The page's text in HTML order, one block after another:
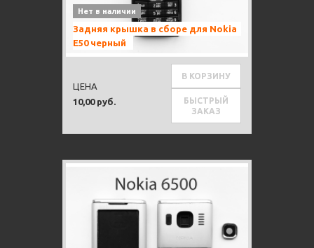
Нет в наличии
Задняя крышка в сборе для Nokia
E50 черный
10,00 руб.
ЦЕНА
В КОРЗИНУ
БЫСТРЫЙ
ЗАКАЗ